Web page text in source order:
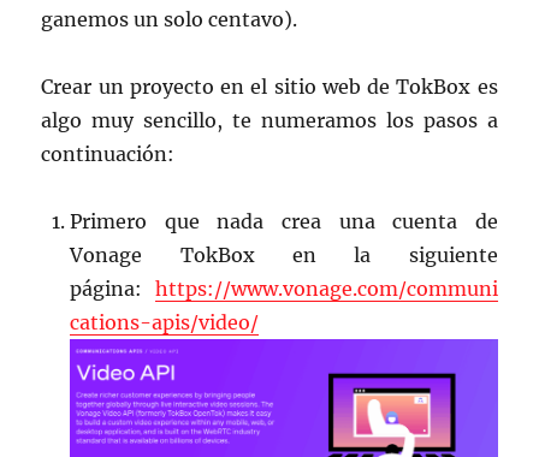
ganemos un solo centavo).
Crear un proyecto en el sitio web de TokBox es
algo muy sencillo, te numeramos los pasos a
continuación:
Primero que nada crea una cuenta de
Vonage TokBox en la siguiente
página: https://www.vonage.com/communi
cations-apis/video/